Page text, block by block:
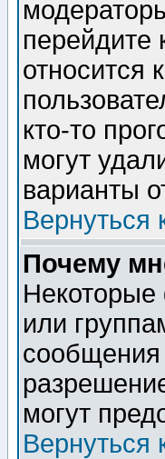
перейдите
относится
кто-то
могут
варианты
Вернуться
Почему
или
сообщения
могут
Вернуться